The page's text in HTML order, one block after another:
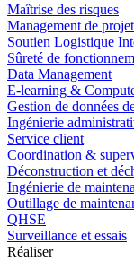
Maîtrise des risques
Management de projet
Soutien Logistique
Sûreté de
Data Management
E-learning &
Gestion de données
Ingénierie
Service client
Coordination &
Déconstruction et
Ingénierie de
Outillage de
QHSE
Surveillance et essais
Réaliser